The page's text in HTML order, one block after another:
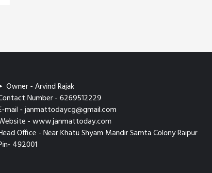
Owner - Arvind Rajak
Number - 6269512229
mail - janmattodaycg@gmail.com
- www.janmattoday.com
Office - Near Khatu Shyam Mandir Samta Colony Raipur
492001